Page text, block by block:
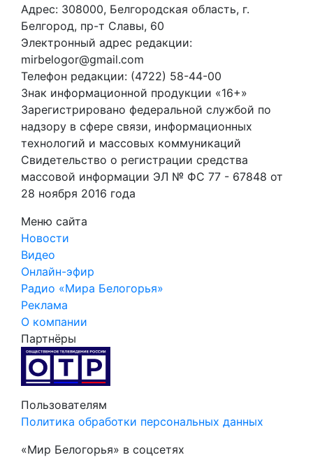
Адрес: 308000, Белгородская область, г.
Белгород, пр-т Славы, 60
Электронный адрес редакции:
mirbelogor@gmail.com
Телефон редакции: (4722) 58-44-00
Знак информационной продукции «16+»
Зарегистрировано федеральной службой по
надзору в сфере связи, информационных
технологий и массовых коммуникаций
Свидетельство о регистрации средства
массовой информации ЭЛ № ФС 77 - 67848 от
28 ноября 2016 года
Меню сайта
Новости
Видео
Онлайн-эфир
Радио «Мира Белогорья»
Реклама
О компании
Партнёры
Пользователям
Политика обработки персональных данных
«Мир Белогорья» в соцсетях